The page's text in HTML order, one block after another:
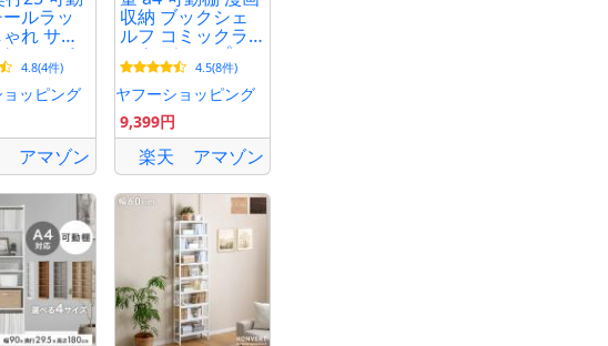
ルラッ
れ サイ
コンパ
在宅 木
4.8(4件)
ッピング
アマゾン
収納 ブックシェ
ルフ コミックラ
ック ディスプレ
イラック シェル
フ 高さ180 オープ
ンラック 収納棚
4.5(8件)
ヤフーショッピング
9,399円
楽天 アマゾン